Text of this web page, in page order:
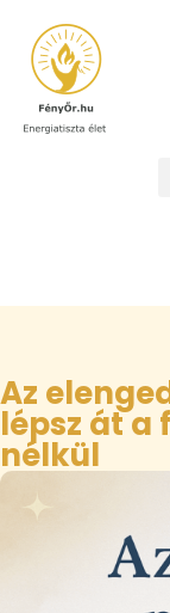
Az
lépsz át
nélkül